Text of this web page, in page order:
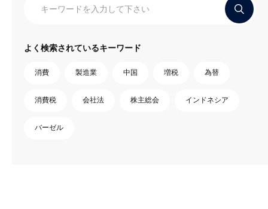
よく検索されているキーワード
消費 製造業 中国 増税 為替
消費税 会社法 株主総会 インドネシア
バーゼル